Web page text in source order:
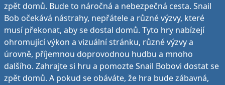
zpět domů. Bude to náročná a nebezpečná cesta. Snail
Bob očekává nástrahy, nepřátele a různé výzvy, které
musí překonat, aby se dostal domů. Tyto hry nabízejí
ohromující výkon a vizuální stránku, různé výzvy a
úrovně, příjemnou doprovodnou hudbu a mnoho
dalšího. Zahrajte si hru a pomozte Snail Bobovi dostat se
zpět domů. A pokud se obáváte, že hra bude zábavná,